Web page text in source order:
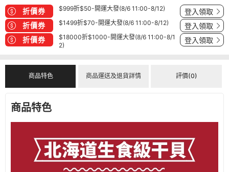
折價券 $999折$50-開運大發(8/6 11:00-8/12) 登入領取
折價券 $1499折$70-開運大發(8/6 11:00-8/12) 登入領取
折價券
$18000折$1000-開運大發(8/6 11:00-8/1
2)
登入領取
商品特色 商品運送及退貨詳情 評價(0)
商品特色